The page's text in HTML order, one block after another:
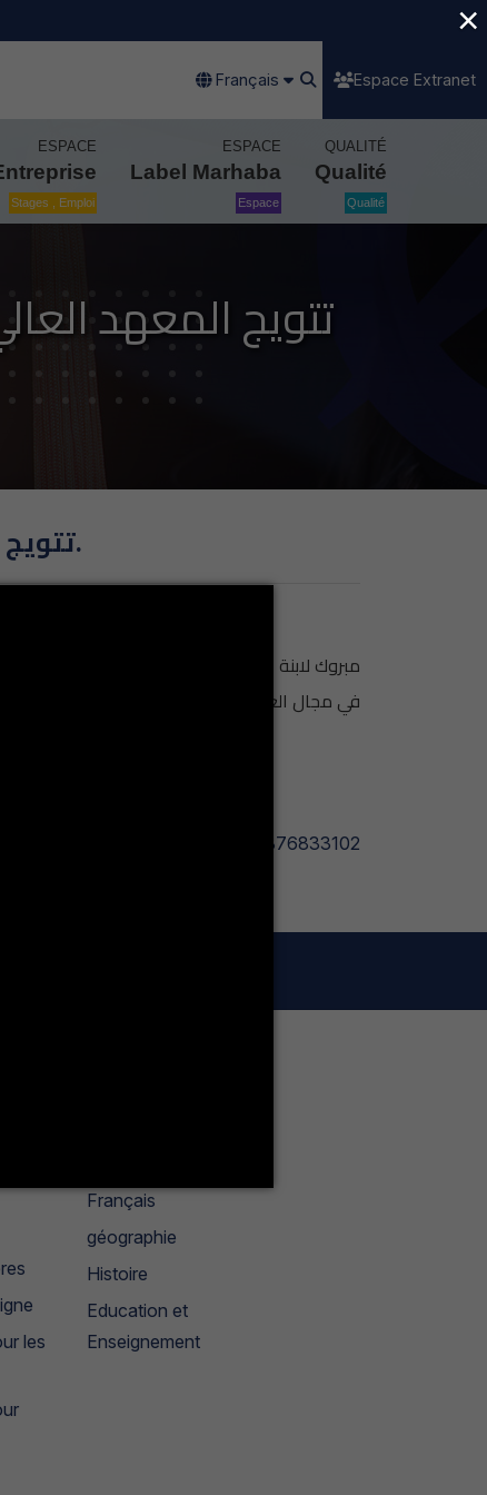
Français Espace Extranet
ESPACE
Stages , Emploi
ESPACE
Label Marhaba
Espace
QUALITÉ
Qualité
Qualité
تتويج المعهد
تتويج المعهد العالي للعلوم الإنسانية بجائزة رئيس الجمهورية للطلبة المتفوقين.
مبروك لابنة المعهد العالي للعلوم الانسانية
في مجال العلوم الانسانية و الاجتماعية.
reel/1512599876833102
les
Français
géographie
Histoire
Education et
Enseignement
×